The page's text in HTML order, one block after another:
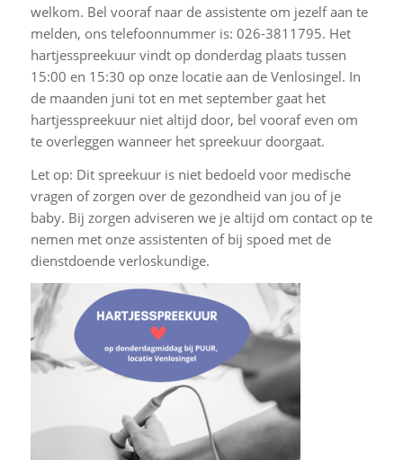
welkom. Bel vooraf naar de assistente om jezelf aan te
melden, ons telefoonnummer is: 026-3811795. Het
hartjesspreekuur vindt op donderdag plaats tussen
15:00 en 15:30 op onze locatie aan de Venlosingel. In
de maanden juni tot en met september gaat het
hartjesspreekuur niet altijd door, bel vooraf even om
te overleggen wanneer het spreekuur doorgaat.
Let op: Dit spreekuur is niet bedoeld voor medische
vragen of zorgen over de gezondheid van jou of je
baby. Bij zorgen adviseren we je altijd om contact op te
nemen met onze assistenten of bij spoed met de
dienstdoende verloskundige.